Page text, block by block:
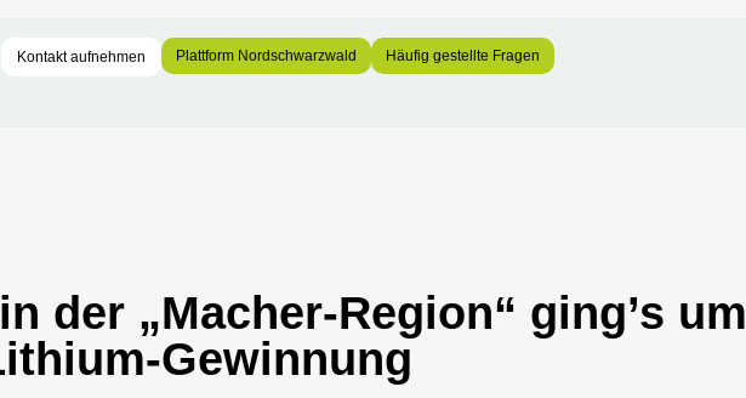
Kontakt aufnehmen Plattform Nordschwarzwald Häufig gestellte Fragen
der „Macher-Region“ ging’s um
Gewinnung